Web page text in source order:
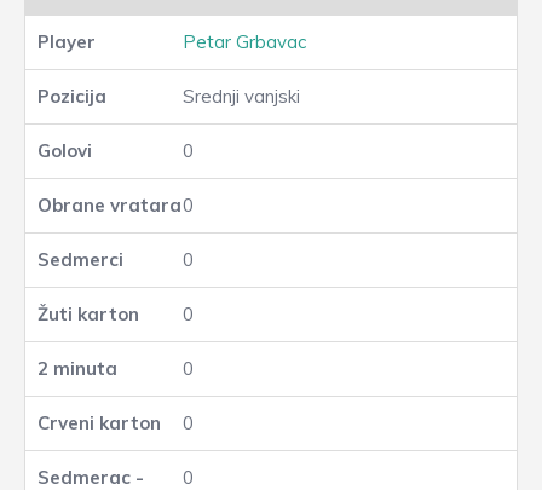
Petar Grbavac
Srednji vanjski
0
0
0
0
0
0
0